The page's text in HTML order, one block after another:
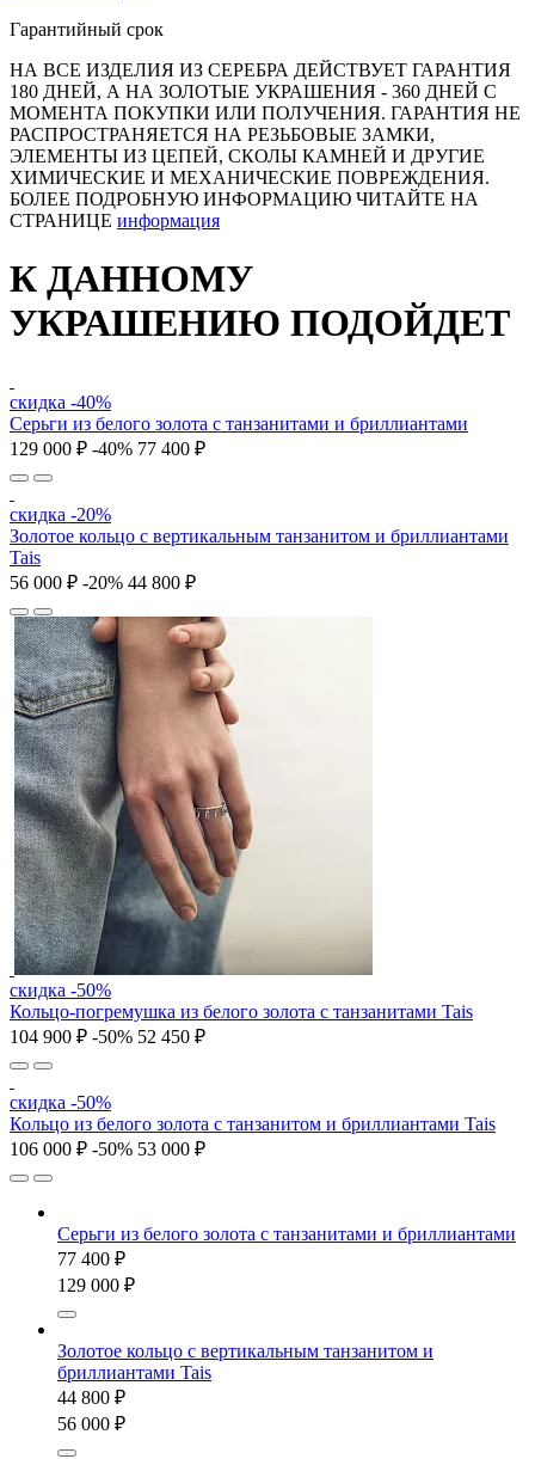
Гарантийный срок
НА ВСЕ ИЗДЕЛИЯ ИЗ СЕРЕБРА ДЕЙСТВУЕТ ГАРАНТИЯ
180 ДНЕЙ, А НА ЗОЛОТЫЕ УКРАШЕНИЯ - 360 ДНЕЙ С
МОМЕНТА ПОКУПКИ ИЛИ ПОЛУЧЕНИЯ. ГАРАНТИЯ НЕ
РАСПРОСТРАНЯЕТСЯ НА РЕЗЬБОВЫЕ ЗАМКИ,
ЭЛЕМЕНТЫ ИЗ ЦЕПЕЙ, СКОЛЫ КАМНЕЙ И ДРУГИЕ
ХИМИЧЕСКИЕ И МЕХАНИЧЕСКИЕ ПОВРЕЖДЕНИЯ.
БОЛЕЕ ПОДРОБНУЮ ИНФОРМАЦИЮ ЧИТАЙТЕ НА
СТРАНИЦЕ информация
К ДАННОМУ
УКРАШЕНИЮ ПОДОЙДЕТ
скидка -40%
Серьги из белого золота с танзанитами и бриллиантами
129 000 ₽ -40% 77 400 ₽
скидка -20%
Золотое кольцо с вертикальным танзанитом и бриллиантами
Tais
56 000 ₽ -20% 44 800 ₽
скидка -50%
Кольцо-погремушка из белого золота с танзанитами Tais
104 900 ₽ -50% 52 450 ₽
скидка -50%
Кольцо из белого золота с танзанитом и бриллиантами Tais
106 000 ₽ -50% 53 000 ₽
Серьги из белого золота с танзанитами и бриллиантами
77 400 ₽
129 000 ₽
Золотое кольцо с вертикальным танзанитом и
бриллиантами Tais
44 800 ₽
56 000 ₽